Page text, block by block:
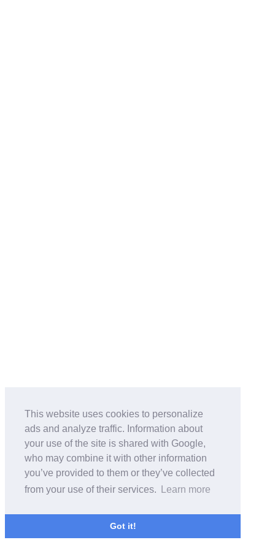
This website uses cookies to personalize
ads and analyze traffic. Information about
your use of the site is shared with Google,
who may combine it with other information
you’ve provided to them or they’ve collected
from your use of their services.
Learn more
Got it!